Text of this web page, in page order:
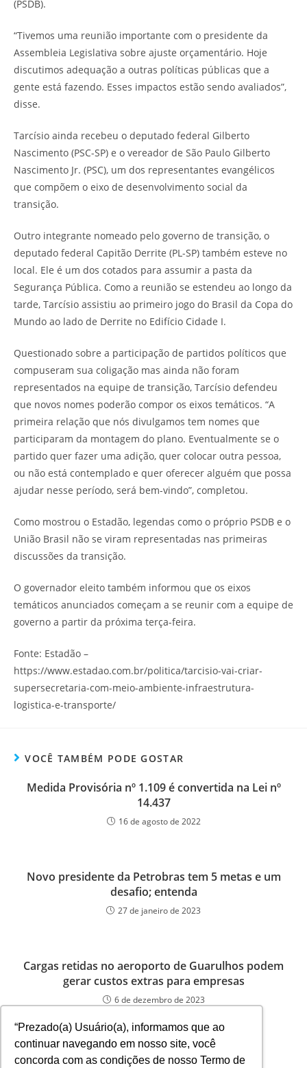
“Prezado(a) Usuário(a), informamos que ao
continuar navegando em nosso site, você
concorda com as condições de nosso Termo de
(PSDB).
“Tivemos uma reunião importante com o presidente da
Assembleia Legislativa sobre ajuste orçamentário. Hoje
discutimos adequação a outras políticas públicas que a
gente está fazendo. Esses impactos estão sendo avaliados”,
disse.
Tarcísio ainda recebeu o deputado federal Gilberto
Nascimento (PSC-SP) e o vereador de São Paulo Gilberto
Nascimento Jr. (PSC), um dos representantes evangélicos
que compõem o eixo de desenvolvimento social da
transição.
Outro integrante nomeado pelo governo de transição, o
deputado federal Capitão Derrite (PL-SP) também esteve no
local. Ele é um dos cotados para assumir a pasta da
Segurança Pública. Como a reunião se estendeu ao longo da
tarde, Tarcísio assistiu ao primeiro jogo do Brasil da Copa do
Mundo ao lado de Derrite no Edifício Cidade I.
Questionado sobre a participação de partidos políticos que
compuseram sua coligação mas ainda não foram
representados na equipe de transição, Tarcísio defendeu
que novos nomes poderão compor os eixos temáticos. “A
primeira relação que nós divulgamos tem nomes que
participaram da montagem do plano. Eventualmente se o
partido quer fazer uma adição, quer colocar outra pessoa,
ou não está contemplado e quer oferecer alguém que possa
ajudar nesse período, será bem-vindo”, completou.
Como mostrou o Estadão, legendas como o próprio PSDB e o
União Brasil não se viram representadas nas primeiras
discussões da transição.
O governador eleito também informou que os eixos
temáticos anunciados começam a se reunir com a equipe de
governo a partir da próxima terça-feira.
Fonte: Estadão –
https://www.estadao.com.br/politica/tarcisio-vai-criar-
supersecretaria-com-meio-ambiente-infraestrutura-
logistica-e-transporte/
VOCÊ TAMBÉM PODE GOSTAR
Medida Provisória nº 1.109 é convertida na Lei nº
14.437
16 de agosto de 2022
Novo presidente da Petrobras tem 5 metas e um
desafio; entenda
27 de janeiro de 2023
Cargas retidas no aeroporto de Guarulhos podem
gerar custos extras para empresas
6 de dezembro de 2023